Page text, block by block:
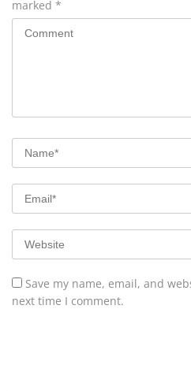
marked *
Save my name, email, and
next time I comment.